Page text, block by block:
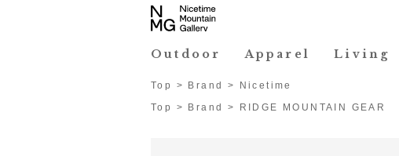
Outdoor Apparel Living
Top > Brand >
Nicetime
Top
> Brand > RIDGE MOUNTAIN GEAR